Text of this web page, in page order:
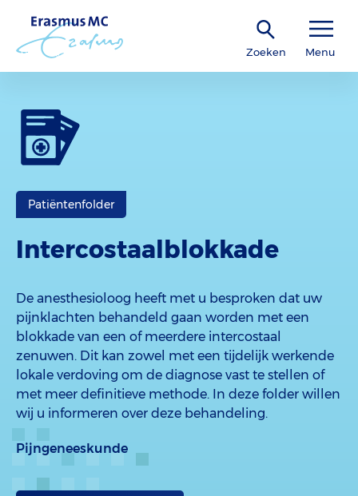
Zoeken Menu
Patiëntenfolder
Intercostaalblokkade
De anesthesioloog heeft met u besproken dat uw
pijnklachten behandeld gaan worden met een
blokkade van een of meerdere intercostaal
zenuwen. Dit kan zowel met een tijdelijk werkende
lokale verdoving om de diagnose vast te stellen of
met meer definitieve methode. In deze folder willen
wij u informeren over deze behandeling.
Pijngeneeskunde